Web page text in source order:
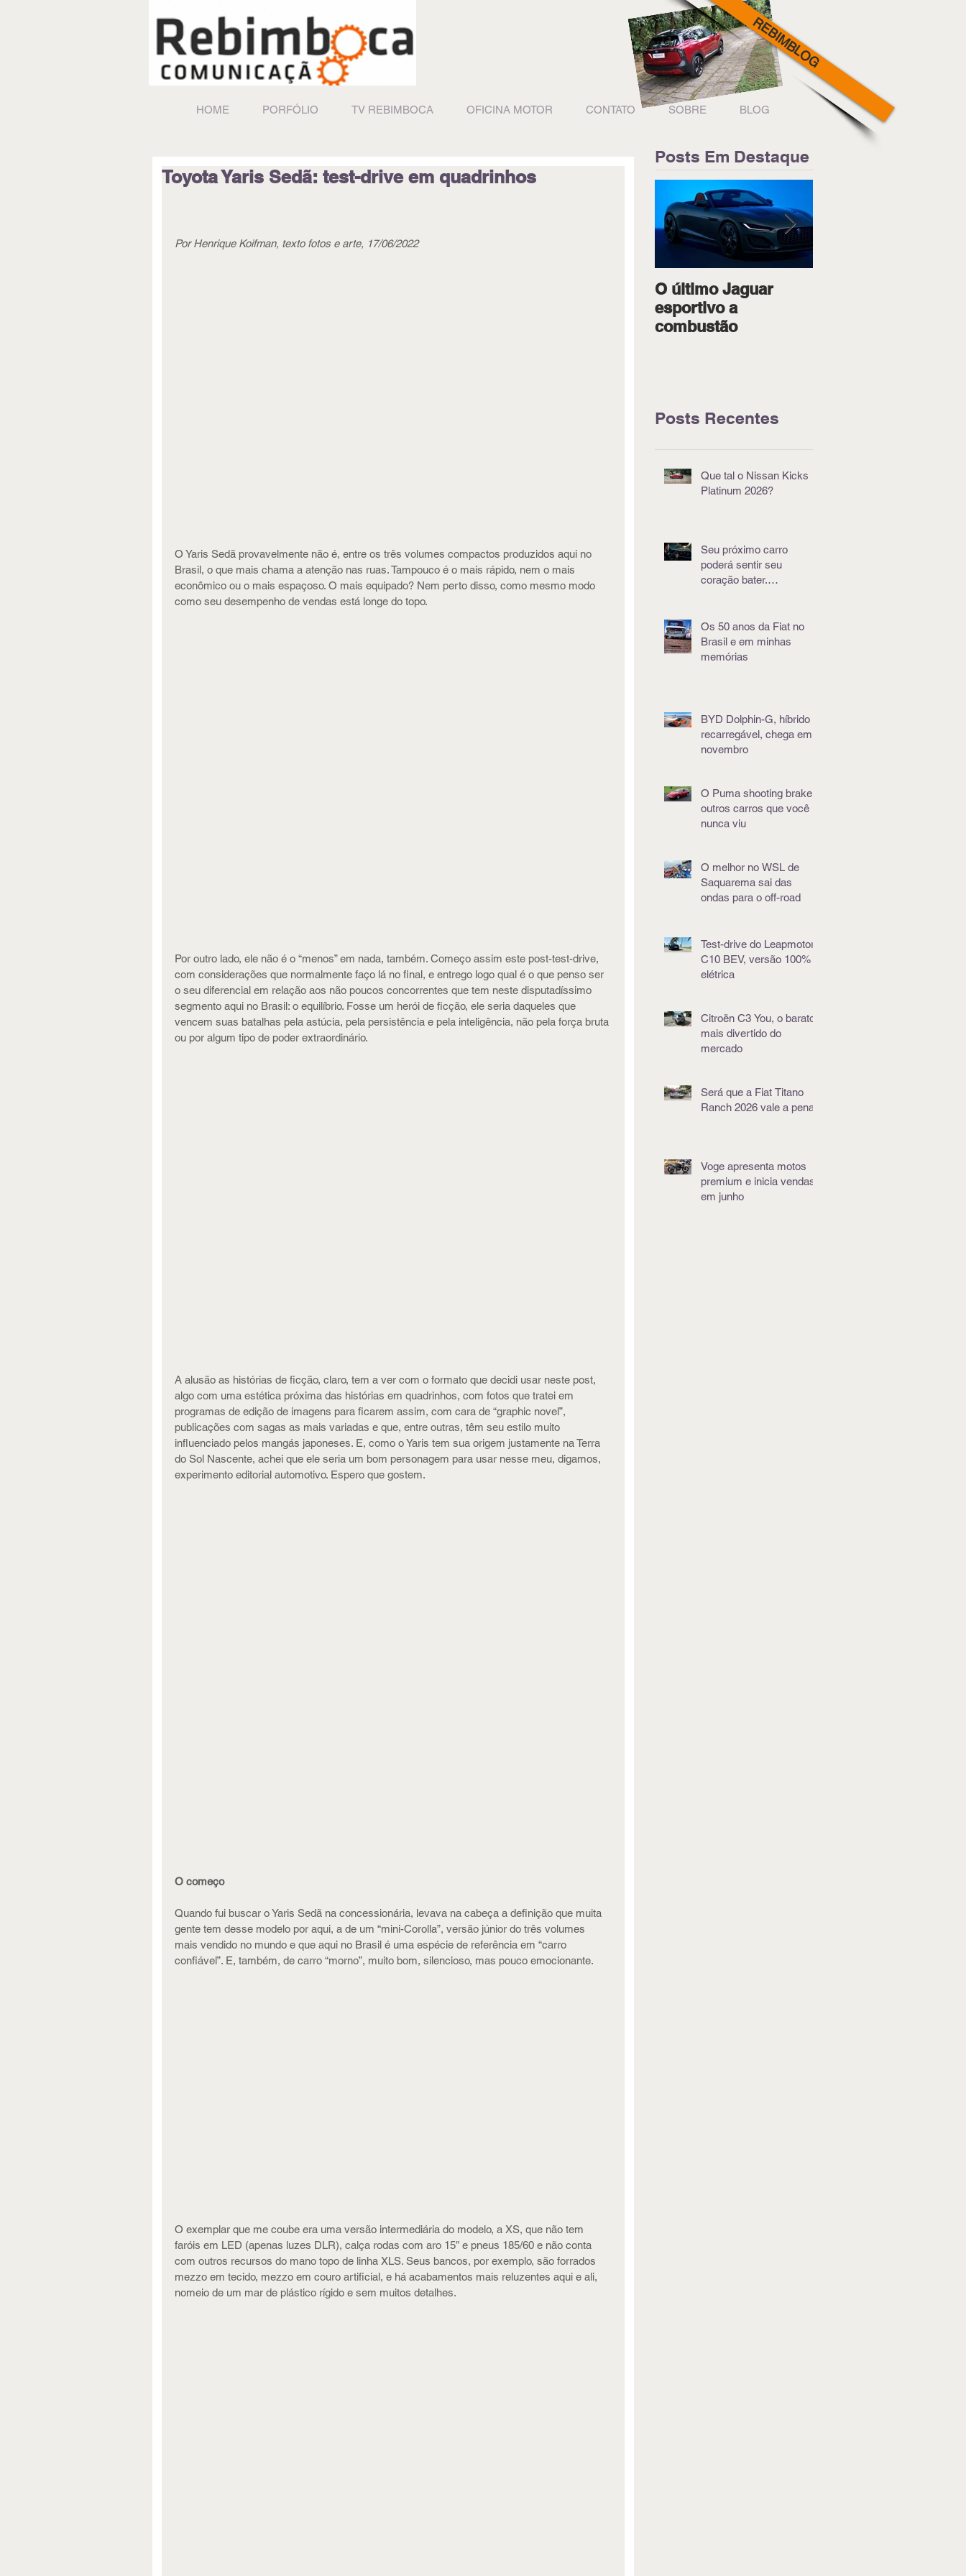
REBIMBLOG
HOME PORFÓLIO TV REBIMBOCA OFICINA MOTOR CONTATO SOBRE BLOG
Toyota Yaris Sedã: test-drive em quadrinhos
Por Henrique Koifman, texto fotos e arte, 17/06/2022
O Yaris Sedã provavelmente não é, entre os três volumes compactos produzidos aqui no
Brasil, o que mais chama a atenção nas ruas. Tampouco é o mais rápido, nem o mais
econômico ou o mais espaçoso. O mais equipado? Nem perto disso, como mesmo modo
como seu desempenho de vendas está longe do topo.
Por outro lado, ele não é o “menos” em nada, também. Começo assim este post-test-drive,
com considerações que normalmente faço lá no final, e entrego logo qual é o que penso ser
o seu diferencial em relação aos não poucos concorrentes que tem neste disputadíssimo
segmento aqui no Brasil: o equilíbrio. Fosse um herói de ficção, ele seria daqueles que
vencem suas batalhas pela astúcia, pela persistência e pela inteligência, não pela força bruta
ou por algum tipo de poder extraordinário.
A alusão as histórias de ficção, claro, tem a ver com o formato que decidi usar neste post,
algo com uma estética próxima das histórias em quadrinhos, com fotos que tratei em
programas de edição de imagens para ficarem assim, com cara de “graphic novel”,
publicações com sagas as mais variadas e que, entre outras, têm seu estilo muito
influenciado pelos mangás japoneses. E, como o Yaris tem sua origem justamente na Terra
do Sol Nascente, achei que ele seria um bom personagem para usar nesse meu, digamos,
experimento editorial automotivo. Espero que gostem.
O começo
Quando fui buscar o Yaris Sedã na concessionária, levava na cabeça a definição que muita
gente tem desse modelo por aqui, a de um “mini-Corolla”, versão júnior do três volumes
mais vendido no mundo e que aqui no Brasil é uma espécie de referência em “carro
confiável”. E, também, de carro “morno”, muito bom, silencioso, mas pouco emocionante.
O exemplar que me coube era uma versão intermediária do modelo, a XS, que não tem
faróis em LED (apenas luzes DLR), calça rodas com aro 15″ e pneus 185/60 e não conta
com outros recursos do mano topo de linha XLS. Seus bancos, por exemplo, são forrados
mezzo em tecido, mezzo em couro artificial, e há acabamentos mais reluzentes aqui e ali,
nomeio de um mar de plástico rígido e sem muitos detalhes.
Posts Em Destaque
O último Jaguar
esportivo a
combustão
Posts Recentes
Que tal o Nissan Kicks
Platinum 2026?
Seu próximo carro
poderá sentir seu
coração bater.
Os 50 anos da Fiat no
Brasil e em minhas
memórias
BYD Dolphin-G, híbrido e
recarregável, chega em
novembro
O Puma shooting brake e
outros carros que você
nunca viu
O melhor no WSL de
Saquarema sai das
ondas para o off-road
Test-drive do Leapmotor
C10 BEV, versão 100%
elétrica
Citroën C3 You, o barato
mais divertido do
mercado
Será que a Fiat Titano
Ranch 2026 vale a pena?
Voge apresenta motos
premium e inicia vendas
em junho